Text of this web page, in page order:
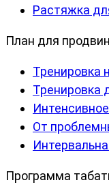
Растяжка
План для
Тренировка
Тренировка
От
Программа